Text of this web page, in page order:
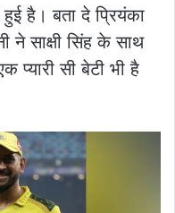
हुई है। बता दे प्रियंका
ने साक्षी सिंह के साथ
प्यारी सी बेटी भी है